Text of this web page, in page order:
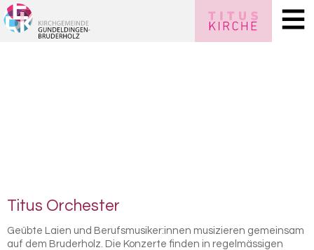
Titus Or­ches­ter
Geübte Laien und Berufsmusiker:innen musizieren gemeinsam
auf dem Bruderholz. Die Konzerte finden in regelmässigen